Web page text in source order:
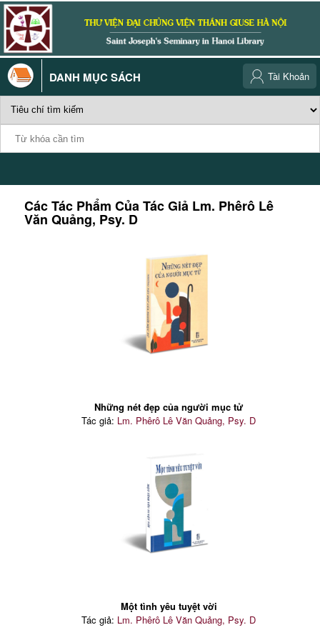
DANH MỤC SÁCH Tài Khoản
Các Tác Phẩm Của Tác Giả Lm. Phêrô Lê
Văn Quảng, Psy. D
Những nét đẹp của người mục tử
Tác giả: Lm. Phêrô Lê Văn Quảng, Psy. D
Một tình yêu tuyệt vời
Tác giả: Lm. Phêrô Lê Văn Quảng, Psy. D